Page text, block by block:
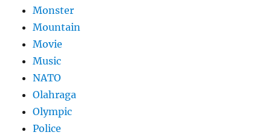
Monster
Mountain
Movie
Music
NATO
Olahraga
Olympic
Police